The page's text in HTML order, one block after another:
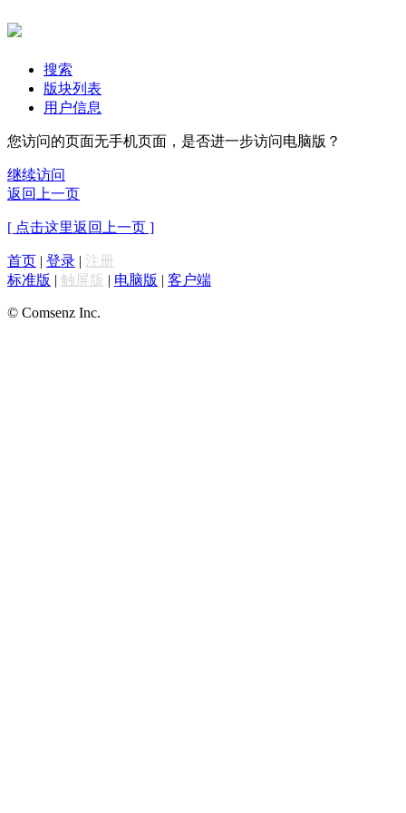
搜索
版块列表
用户信息
您访问的页面无手机页面，是否进一步访问电脑版？
继续访问
返回上一页
[ 点击这里返回上一页 ]
首页 | 登录 | 注册
标准版 | 触屏版 | 电脑版 | 客户端
© Comsenz Inc.